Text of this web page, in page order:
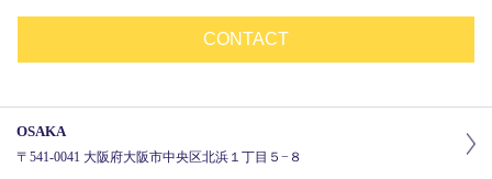
CONTACT
OSAKA
〒541-0041 大阪府大阪市中央区北浜１丁目５−８